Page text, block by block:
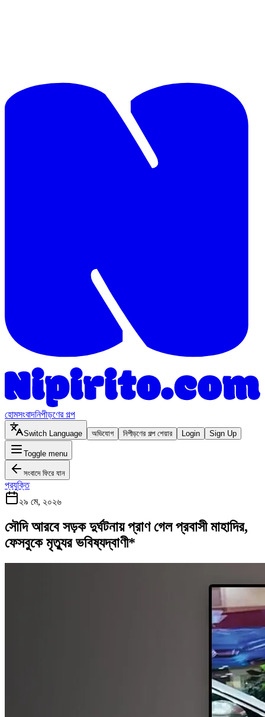
হোমসংবাদনিপীড়ণের গল্প
Switch Language অভিযোগ নিপীড়ণের গল্প শেয়ার Login Sign Up
Toggle menu
সংবাদে ফিরে যান
প্রযুক্তি
২৯ মে, ২০২৬
সৌদি আরবে সড়ক দুর্ঘটনায় প্রাণ গেল প্রবাসী মাহাদির,
ফেসবুকে মৃত্যুর ভবিষ্যদ্বাণী*